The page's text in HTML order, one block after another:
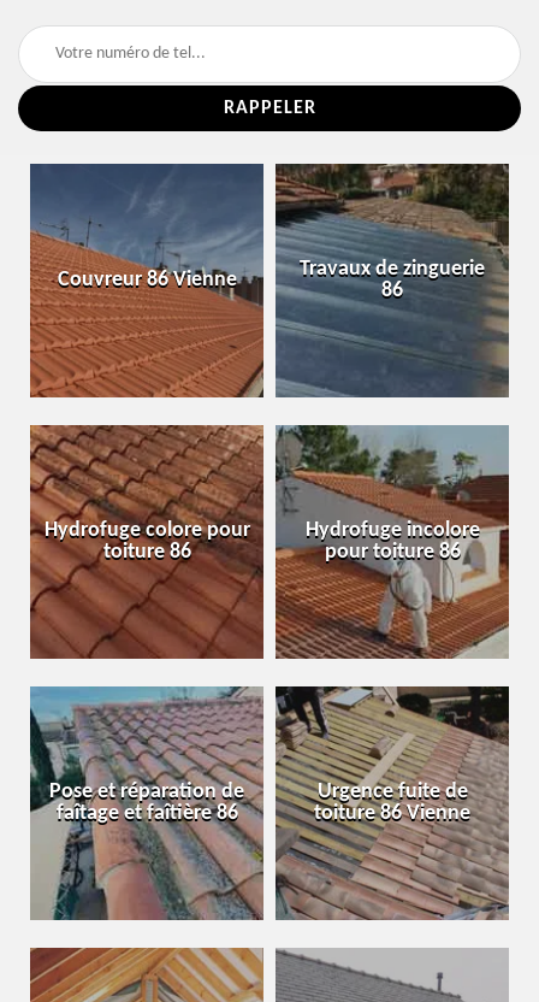
Couvreur 86 Vienne
Travaux de zinguerie
86
Hydrofuge colore pour
toiture 86
Hydrofuge incolore
pour toiture 86
Pose et réparation de
faîtage et faîtière 86
Urgence fuite de
toiture 86 Vienne